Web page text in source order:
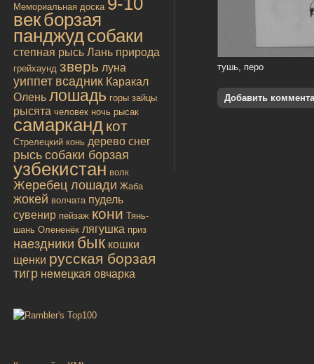
Мемориальная доска
векборзая
панджудсобаки
степная рысь Лань природа
грейхаунд зверь луна
уиппет всадник Каракал
Олень лошадь горы зайцы
рысята человек ночь рысак
самарканд кот
Стрелецкий конь дерево снег
рысь собаки борзая
узбекистан волк
Жеребец лошади Жаба
жокей волчата пудель
сувенир пейзаж кони Тянь-
шань Олененёк лягушка приз
наездники бык кошки
щенки русская борзая
тигр немецкая овчарка
тушь, перо
Добавить